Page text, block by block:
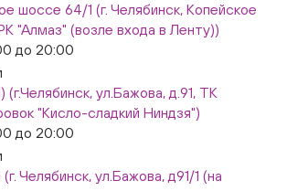
шоссе 64/1 (г. Челябинск, Копейское
"Алмаз" (возле входа в Ленту))
до 20:00
(г.Челябинск, ул.Бажова, д.91, ТК
"Кисло-сладкий Ниндзя")
до 20:00
Челябинск, ул.Бажова, д91/1 (на